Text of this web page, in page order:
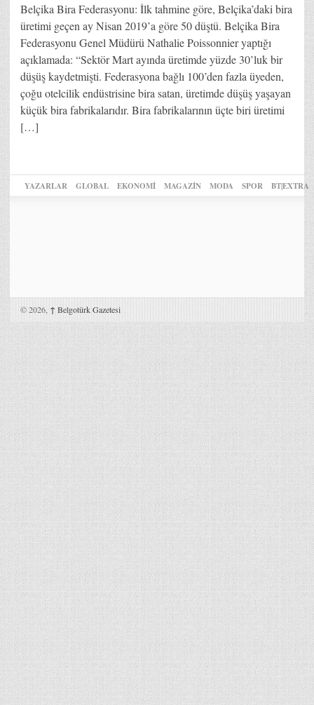
Belçika Bira Federasyonu: İlk tahmine göre, Belçika’daki bira
üretimi geçen ay Nisan 2019’a göre 50 düştü. Belçika Bira
Federasyonu Genel Müdürü Nathalie Poissonnier yaptığı
açıklamada: “Sektör Mart ayında üretimde yüzde 30’luk bir
düşüş kaydetmişti. Federasyona bağlı 100’den fazla üyeden,
çoğu otelcilik endüstrisine bira satan, üretimde düşüş yaşayan
küçük bira fabrikalarıdır. Bira fabrikalarının üçte biri üretimi
[…]
YAZARLAR GLOBAL EKONOMİ MAGAZİN MODA SPOR BT|EXTRA
© 2026, ↑ Belgotürk Gazetesi